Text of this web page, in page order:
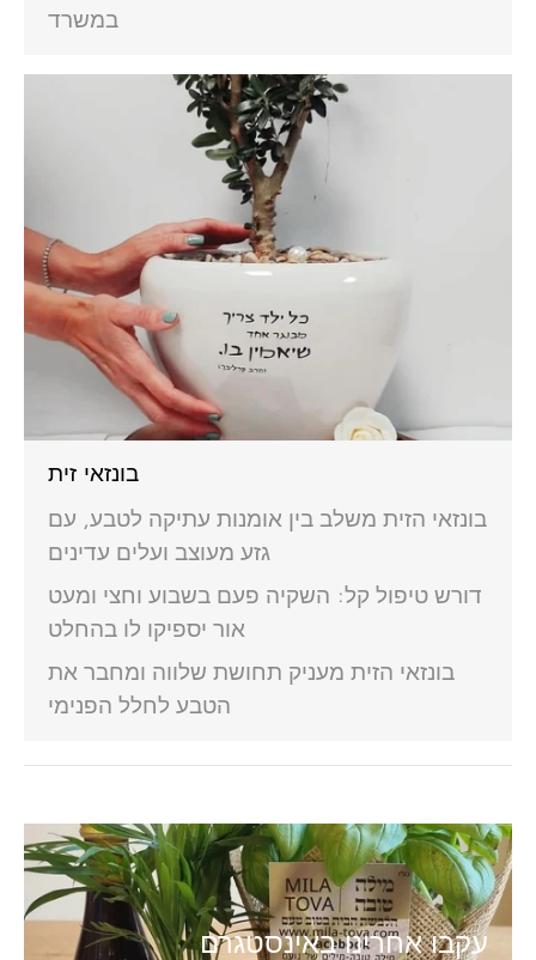
במשרד
בונזאי זית
בונזאי הזית משלב בין אומנות עתיקה לטבע, עם
גזע מעוצב ועלים עדינים
דורש טיפול קל: השקיה פעם בשבוע וחצי ומעט
אור יספיקו לו בהחלט
בונזאי הזית מעניק תחושת שלווה ומחבר את
הטבע לחלל הפנימי
עקבו אחרינו באינסטגרם